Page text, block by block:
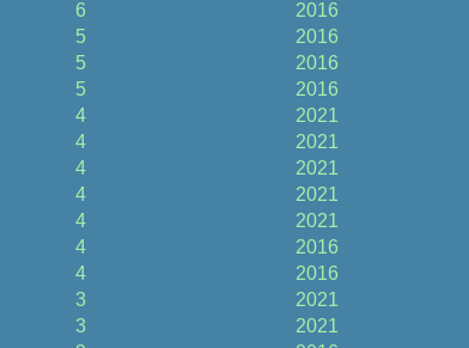
6 2016
5 2016
5 2016
5 2016
4 2021
4 2021
4 2021
4 2021
4 2021
4 2016
4 2016
3 2021
3 2021